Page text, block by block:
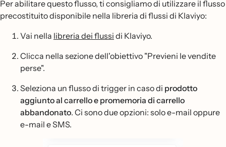
Per abilitare questo flusso, ti consigliamo di utilizzare il flusso
precostituito disponibile nella libreria di flussi di Klaviyo:
Vai nella libreria dei flussi di Klaviyo.
Clicca nella sezione dell'obiettivo "Previeni le vendite
perse".
Seleziona un flusso di trigger in caso di prodotto
aggiunto al carrello e promemoria di carrello
abbandonato. Ci sono due opzioni: solo e-mail oppure
e-mail e SMS.